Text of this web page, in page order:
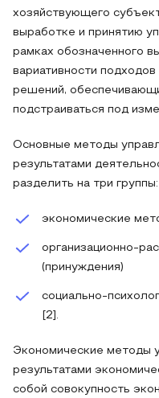
хозяйствующего
выработке и принятию
рамках обозначенного
вариативности
решений,
подстраиваться под
Основные методы
результатами
разделить на три группы:
экономические
организационно-
(принуждения)
социально-
[2].
Экономические методы
результатами
собой совокупность